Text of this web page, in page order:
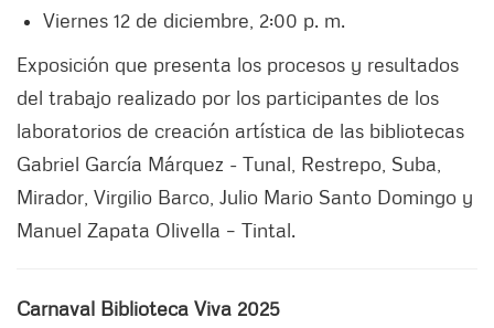
Viernes 12 de diciembre, 2:00 p. m.
Exposición que presenta los procesos y resultados
del trabajo realizado por los participantes de los
laboratorios de creación artística de las bibliotecas
Gabriel García Márquez - Tunal, Restrepo, Suba,
Mirador, Virgilio Barco, Julio Mario Santo Domingo y
Manuel Zapata Olivella – Tintal.
Carnaval Biblioteca Viva 2025